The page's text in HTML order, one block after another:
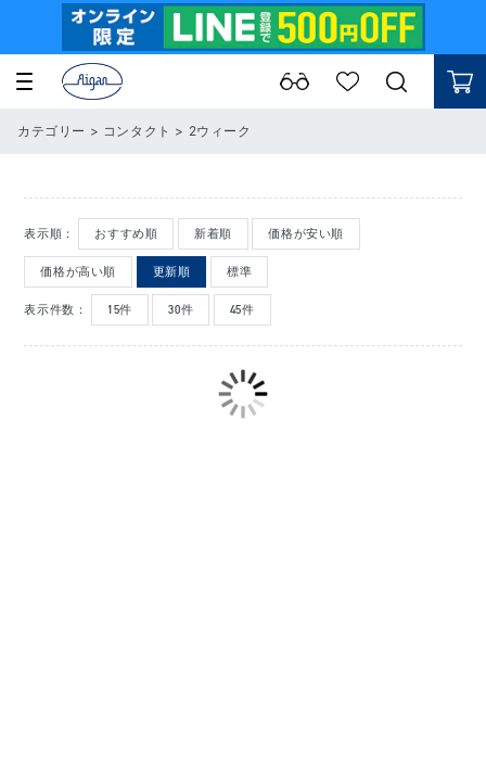
カテゴリー > コンタクト > 2ウィーク
表示順： おすすめ順 新着順 価格が安い順
価格が高い順 更新順 標準
表示件数： 15件 30件 45件